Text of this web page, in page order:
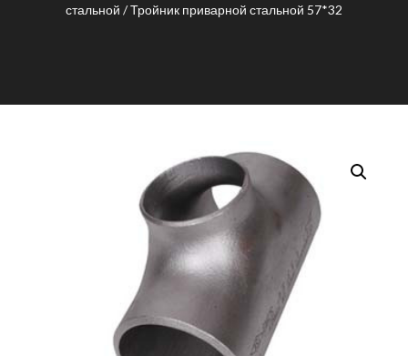
стальной / Тройник приварной стальной 57*32